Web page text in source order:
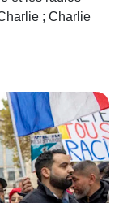
; Charlie